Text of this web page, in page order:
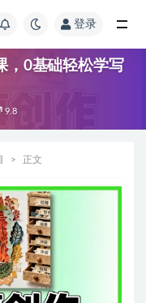
登录
，0基础轻松学写
9.8
正文